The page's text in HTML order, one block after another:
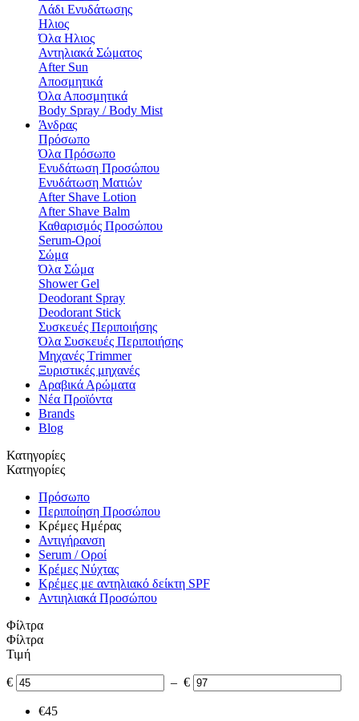
Λάδι Ενυδάτωσης
Hλιος
Όλα Hλιος
Αντηλιακά Σώματος
After Sun
Αποσμητικά
Όλα Αποσμητικά
Body Spray / Body Mist
Άνδρας
Πρόσωπο
Όλα Πρόσωπο
Ενυδάτωση Προσώπου
Ενυδάτωση Ματιών
After Shave Lotion
After Shave Balm
Καθαρισμός Προσώπου
Serum-Οροί
Σώμα
Όλα Σώμα
Shower Gel
Deodorant Spray
Deodorant Stick
Συσκευές Περιποιήσης
Όλα Συσκευές Περιποιήσης
Μηχανές Τrimmer
Ξυριστικές μηχανές
Αραβικά Αρώματα
Νέα Προϊόντα
Brands
Blog
Κατηγορίες
Κατηγορίες
Πρόσωπο
Περιποίηση Προσώπου
Κρέμες Ημέρας
Αντιγήρανση
Serum / Οροί
Κρέμες Νύχτας
Κρέμες με αντηλιακό δείκτη SPF
Αντιηλιακά Προσώπου
Φίλτρα
Φίλτρα
Τιμή
€ – €
€45